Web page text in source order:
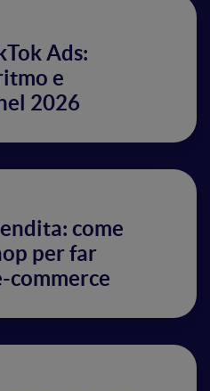
Ads:
e
2026
come
per far
commerce